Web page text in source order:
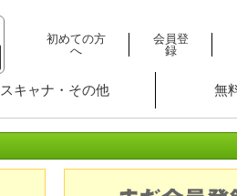
初めての方
へ
会員登
録
スキャナ・その他 無